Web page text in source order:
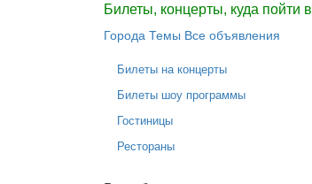
Билеты, концерты, куда пойти в
Города Темы Все объявления
Билеты на концерты
Билеты шоу программы
Гостиницы
Рестораны